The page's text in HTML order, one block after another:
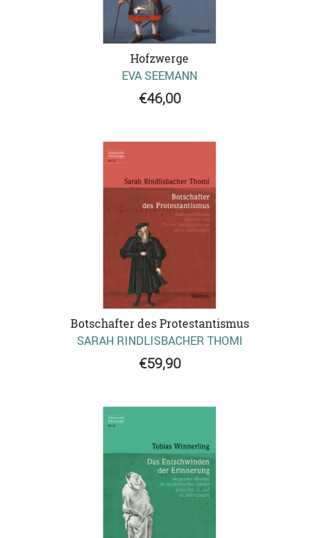
Hofzwerge
EVA SEEMANN
€46,00
Botschafter des Protestantismus
SARAH RINDLISBACHER THOMI
€59,90